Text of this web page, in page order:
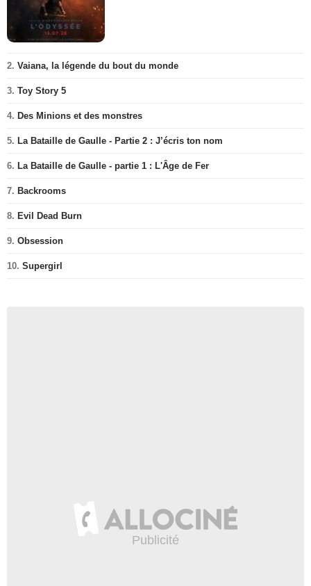
2. Vaiana, la légende du bout du monde
3. Toy Story 5
4. Des Minions et des monstres
5. La Bataille de Gaulle - Partie 2 : J’écris ton nom
6. La Bataille de Gaulle - partie 1 : L'Âge de Fer
7. Backrooms
8. Evil Dead Burn
9. Obsession
10. Supergirl